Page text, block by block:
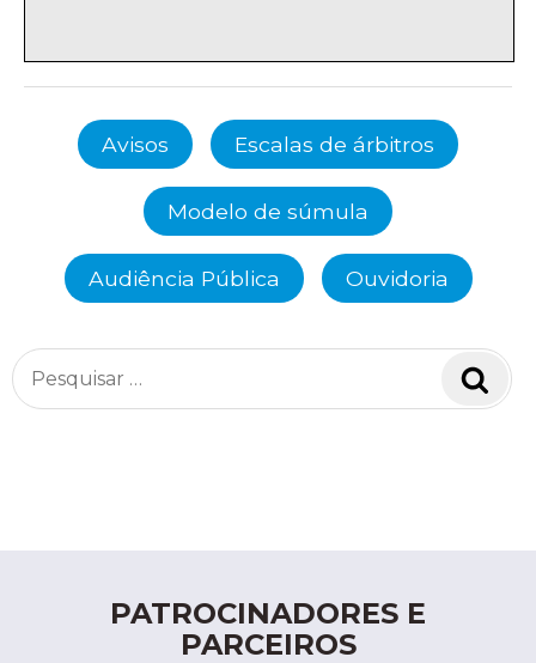
Avisos Escalas de árbitros
Modelo de súmula
Audiência Pública Ouvidoria
Pesquisar
por:
PATROCINADORES E
PARCEIROS